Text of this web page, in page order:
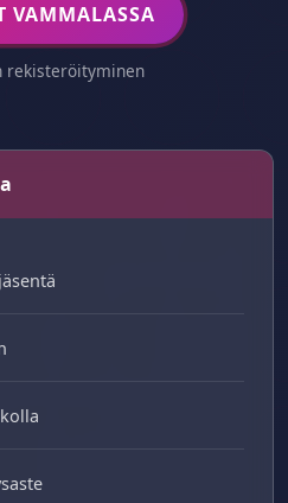
VAMMALASSA
rekisteröityminen